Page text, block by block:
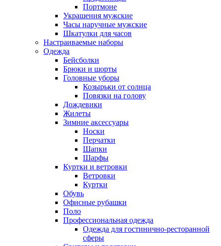
Портмоне
Украшения мужские
Часы наручные мужские
Шкатулки для часов
Настраиваемые наборы
Одежда
Бейсболки
Брюки и шорты
Головные уборы
Козырьки от солнца
Повязки на голову
Дождевики
Жилеты
Зимние аксессуары
Носки
Перчатки
Шапки
Шарфы
Куртки и ветровки
Ветровки
Куртки
Обувь
Офисные рубашки
Поло
Профессиональная одежда
Одежда для гостинично-ресторанной
сферы